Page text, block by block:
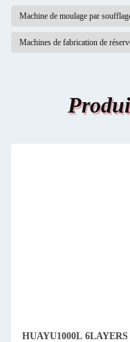
Machine de moulage par
Machines de fabrication de
HUAYU1000L